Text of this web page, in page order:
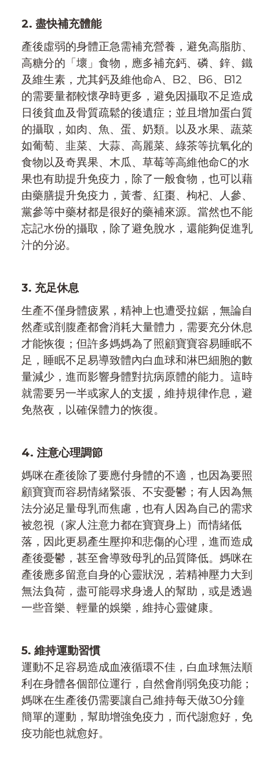
2. 盡快補充體能
產後虛弱的身體正急需補充營養，避免高脂肪、
高糖分的「壞」食物，應多補充鈣、磷、鋅、鐵
及維生素，尤其鈣及維他命A、B2、B6、B12
的需要量都較懷孕時更多，避免因攝取不足造成
日後貧血及骨質疏鬆的後遺症；並且增加蛋白質
的攝取，如肉、魚、蛋、奶類。以及水果、蔬菜
如葡萄、韭菜、大蒜、高麗菜、綠茶等抗氧化的
食物以及奇異果、木瓜、草莓等高維他命C的水
果也有助提升免疫力，除了一般食物，也可以藉
由藥膳提升免疫力，黃耆、紅棗、枸杞、人參、
黨參等中藥材都是很好的藥補來源。當然也不能
忘記水份的攝取，除了避免脫水，還能夠促進乳
汁的分泌。
3. 充足休息
生產不僅身體疲累，精神上也遭受拉鋸，無論自
然產或剖腹產都會消耗大量體力，需要充分休息
才能恢復；但許多媽媽為了照顧寶寶容易睡眠不
足，睡眠不足易導致體內白血球和淋巴細胞的數
量減少，進而影響身體對抗病原體的能力。這時
就需要另一半或家人的支援，維持規律作息，避
免熬夜，以確保體力的恢復。
4. 注意心理調節
媽咪在產後除了要應付身體的不適，也因為要照
顧寶寶而容易情緒緊張、不安憂鬱；有人因為無
法分泌足量母乳而焦慮，也有人因為自己的需求
被忽視（家人注意力都在寶寶身上）而情緒低
落，因此更易產生壓抑和悲傷的心理，進而造成
產後憂鬱，甚至會導致母乳的品質降低。媽咪在
產後應多留意自身的心靈狀況，若精神壓力大到
無法負荷，盡可能尋求身邊人的幫助，或是透過
一些音樂、輕量的娛樂，維持心靈健康。
5. 維持運動習慣
運動不足容易造成血液循環不佳，白血球無法順
利在身體各個部位運行，自然會削弱免疫功能；
媽咪在生產後仍需要讓自己維持每天做30分鐘
簡單的運動，幫助增強免疫力，而代謝愈好，免
疫功能也就愈好。